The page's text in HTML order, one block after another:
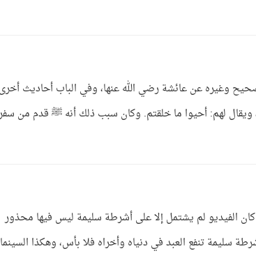
وغيره عن عائشة رضي الله عنها، وفي الباب أحاديث
لهم: أحيوا ما خلقتم. وكان سبب ذلك أنه ﷺ قدم من
الفيديو لم يشتمل إلا على أشرطة سليمة ليس فيها محذور
سليمة تنفع العبد في دنياه وأخراه فلا بأس، وهكذا